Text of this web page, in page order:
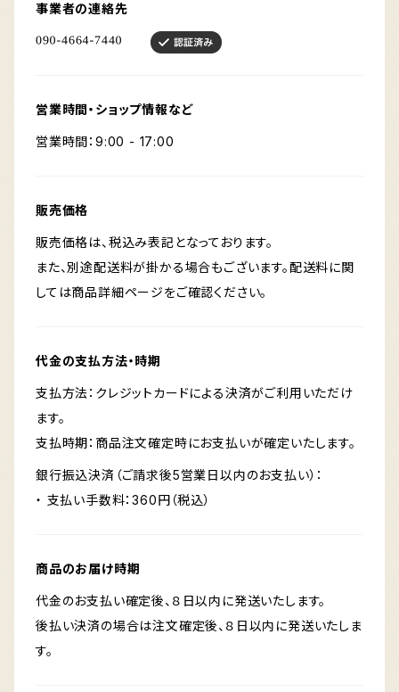
事業者の連絡先
営業時間・ショップ情報など
営業時間：9:00 - 17:00
販売価格
販売価格は、税込み表記となっております。
また、別途配送料が掛かる場合もございます。配送料に関
しては商品詳細ページをご確認ください。
代金の支払方法・時期
支払方法：クレジットカードによる決済がご利用いただけ
ます。
支払時期：商品注文確定時にお支払いが確定いたします。
銀行振込決済（ご請求後5営業日以内のお支払い）：
・ 支払い手数料：360円（税込）
商品のお届け時期
代金のお支払い確定後、８日以内に発送いたします。
後払い決済の場合は注文確定後、８日以内に発送いたしま
す。